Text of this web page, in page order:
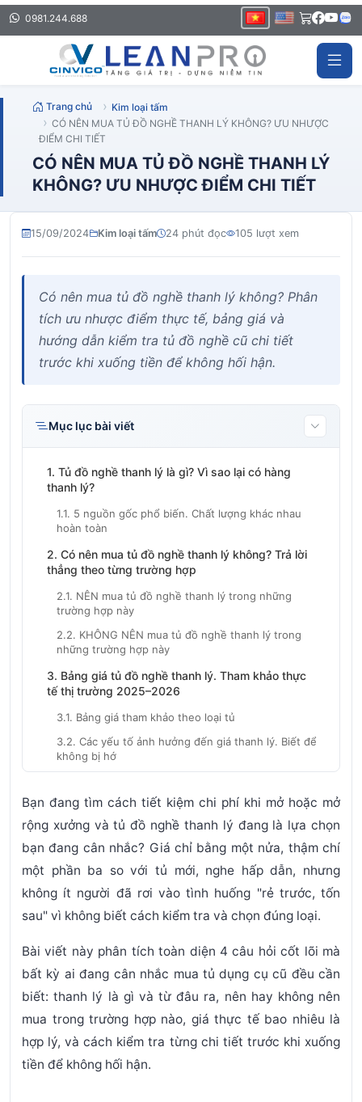
0981.244.688
Trang chủ
Kim loại tấm
CÓ NÊN MUA TỦ ĐỒ NGHỀ THANH LÝ KHÔNG? ƯU NHƯỢC
ĐIỂM CHI TIẾT
CÓ NÊN MUA TỦ ĐỒ NGHỀ THANH LÝ
KHÔNG? ƯU NHƯỢC ĐIỂM CHI TIẾT
15/09/2024 Kim loại tấm 24 phút đọc 105 lượt xem
Có nên mua tủ đồ nghề thanh lý không? Phân
tích ưu nhược điểm thực tế, bảng giá và
hướng dẫn kiểm tra tủ đồ nghề cũ chi tiết
trước khi xuống tiền để không hối hận.
Mục lục bài viết
1. Tủ đồ nghề thanh lý là gì? Vì sao lại có hàng
thanh lý?
1.1. 5 nguồn gốc phổ biến. Chất lượng khác nhau
hoàn toàn
2. Có nên mua tủ đồ nghề thanh lý không? Trả lời
thẳng theo từng trường hợp
2.1. NÊN mua tủ đồ nghề thanh lý trong những
trường hợp này
2.2. KHÔNG NÊN mua tủ đồ nghề thanh lý trong
những trường hợp này
3. Bảng giá tủ đồ nghề thanh lý. Tham khảo thực
tế thị trường 2025–2026
3.1. Bảng giá tham khảo theo loại tủ
3.2. Các yếu tố ảnh hưởng đến giá thanh lý. Biết để
không bị hớ
4. Checklist kiểm tra tủ đồ nghề thanh lý trước khi
mua và 20 điểm không được bỏ qua
4.1. Nhóm kiểm tra khung và kết cấu tổng thể (5
điểm)
4.2. Nhóm kiểm tra ngăn kéo và cơ cấu trượt (6
điểm)
4.3. Nhóm kiểm tra khóa và phụ kiện (4 điểm)
4.4. Nhóm kiểm tra bề mặt và sơn (3 điểm)
4.5. Bước cuối. Tính tổng chi phí thực tế trước khi
quyết định (2 điểm)
5. So sánh toàn diện: Tủ đồ nghề thanh lý và tủ
mới sản xuất trong nước
6. Mua tủ đồ nghề thanh lý ở đâu uy tín? Kênh nào
an toàn nhất?
Bạn đang tìm cách tiết kiệm chi phí khi mở hoặc mở
rộng xưởng vàtủ đồ nghề thanh lý đang là lựa chọn
bạn đang cân nhắc? Giá chỉ bằng một nửa, thậm chí
một phần ba so với tủ mới, nghe hấp dẫn, nhưng
không ít người đã rơi vào tình huống "rẻ trước, tốn
sau" vì không biết cách kiểm tra và chọn đúng loại.
Bài viết này phân tích toàn diện 4 câu hỏi cốt lõi mà
bất kỳ ai đang cân nhắc mua tủ dụng cụ cũ đều cần
biết:thanh lý là gì và từ đâu ra, nên hay không nên
mua trong trường hợp nào, giá thực tế bao nhiêu là
hợp lý, vàcách kiểm tra từng chi tiết trước khi xuống
tiền để không hối hận.